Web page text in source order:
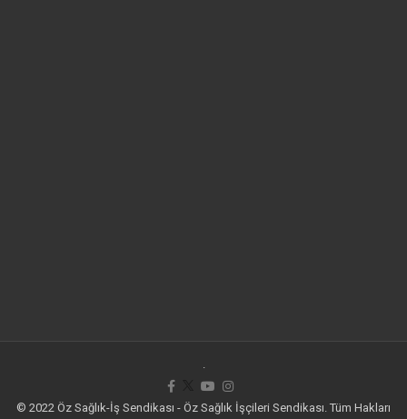
© 2022 Öz Sağlık-İş Sendikası - Öz Sağlık İşçileri Sendikası. Tüm Hakları